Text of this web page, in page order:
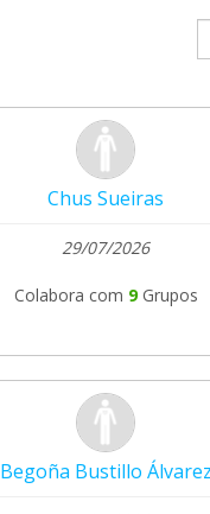
Chus Sueiras
29/07/2026
Colabora com 9 Grupos
Begoña Bustillo Álvarez